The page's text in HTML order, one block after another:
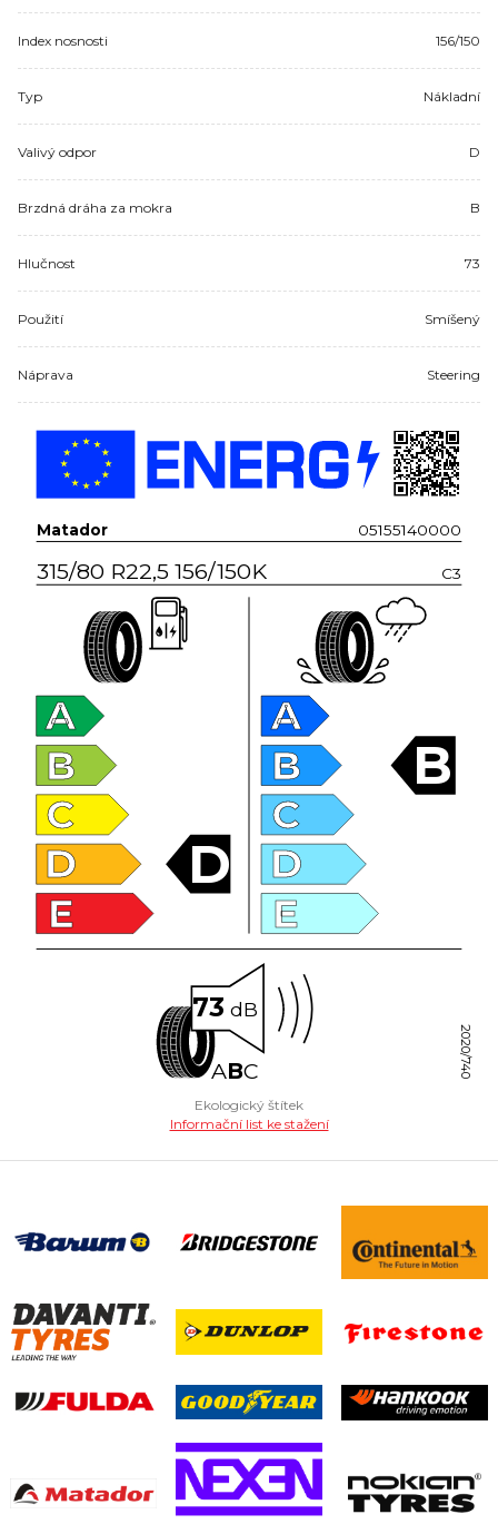
Index nosnosti 156/150
Typ Nákladní
Valivý odpor D
Brzdná dráha za mokra B
Hlučnost 73
Použití Smíšený
Náprava Steering
Matador 05155140000
315/80 R22,5 156/150K C3
A
B
C
D
E
D
A
B
C
D
E
B
73 dB
ABC 2020/740
Ekologický štítek
Informační list ke stažení